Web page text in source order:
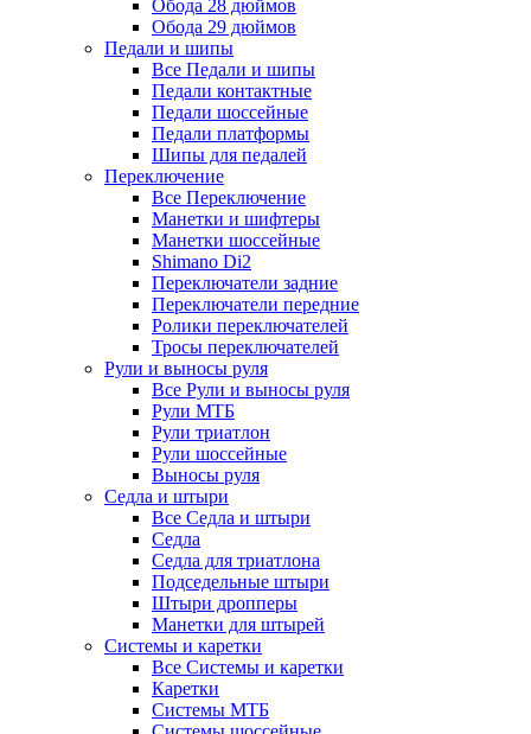
Обода 28 дюймов
Обода 29 дюймов
Педали и шипы
Все Педали и шипы
Педали контактные
Педали шоссейные
Педали платформы
Шипы для педалей
Переключение
Все Переключение
Манетки и шифтеры
Манетки шоссейные
Shimano Di2
Переключатели задние
Переключатели передние
Ролики переключателей
Тросы переключателей
Рули и выносы руля
Все Рули и выносы руля
Рули МТБ
Рули триатлон
Рули шоссейные
Выносы руля
Седла и штыри
Все Седла и штыри
Седла
Седла для триатлона
Подседельные штыри
Штыри дропперы
Манетки для штырей
Системы и каретки
Все Системы и каретки
Каретки
Системы МТБ